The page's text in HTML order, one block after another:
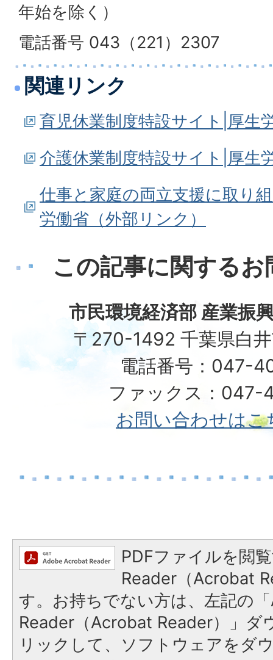
年始を除く）
電話番号 043（221）2307
関連リンク
育児休業制度特設サイト|厚生
介護休業制度特設サイト|厚生
仕事と家庭の両立支援に取り
労働省（外部リンク）
この記事に関する
市民環境経済部 産業振
〒270-1492 千葉県白
電話番号：047-
ファックス：047-
お問い合わせはこ
PDFファイルを閲
Reader（Acrobat
す。お持ちでない方は、左記の
Reader（Acrobat Reader）」ダ
リックして、ソフトウェアをダ